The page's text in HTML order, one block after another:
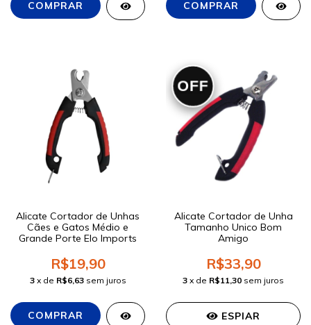
Alicate Cortador de Unhas
Cães e Gatos Médio e
Grande Porte Elo Imports
R$19,90
3 x de R$6,63 sem juros
OFF
Alicate Cortador de Unha
Tamanho Unico Bom
Amigo
R$33,90
3 x de R$11,30 sem juros
ESPIAR